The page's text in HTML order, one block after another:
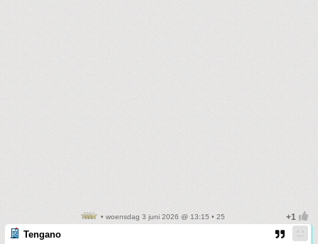
• woensdag 3 juni 2026 @ 13:15 • 25
Tengano